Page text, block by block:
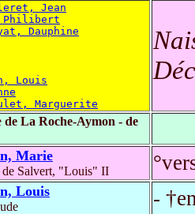
Jean
Philibert
Dauphine
Louis
Marguerite
de La Roche-Aymon - de
Marie
Salvert, "Louis" II
Louis -